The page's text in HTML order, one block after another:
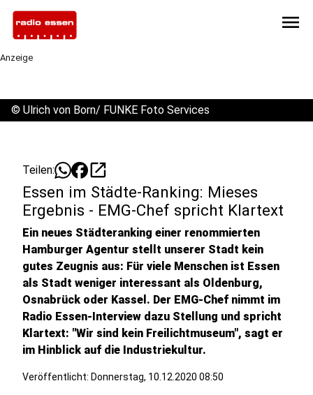
menu
Anzeige
© Ulrich von Born/ FUNKE Foto Services
Teilen: open_in_new
Essen im Städte-Ranking: Mieses
Ergebnis - EMG-Chef spricht Klartext
Ein neues Städteranking einer renommierten
Hamburger Agentur stellt unserer Stadt kein
gutes Zeugnis aus: Für viele Menschen ist Essen
als Stadt weniger interessant als Oldenburg,
Osnabrück oder Kassel. Der EMG-Chef nimmt im
Radio Essen-Interview dazu Stellung und spricht
Klartext: "Wir sind kein Freilichtmuseum", sagt er
im Hinblick auf die Industriekultur.
Veröffentlicht: Donnerstag, 10.12.2020 08:50